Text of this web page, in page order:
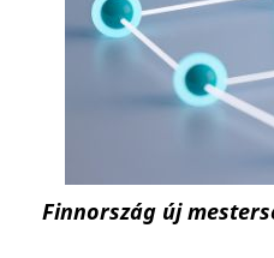
Finnország új